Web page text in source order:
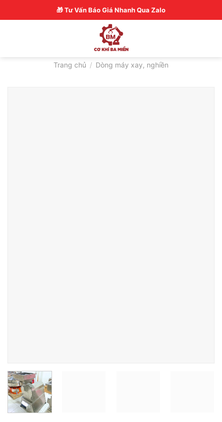
to
Hotline: 0326770772
Trang chủ / Dòng máy xay, nghiền
🎁 Tư Vấn Báo Giá Nhanh Qua Zalo